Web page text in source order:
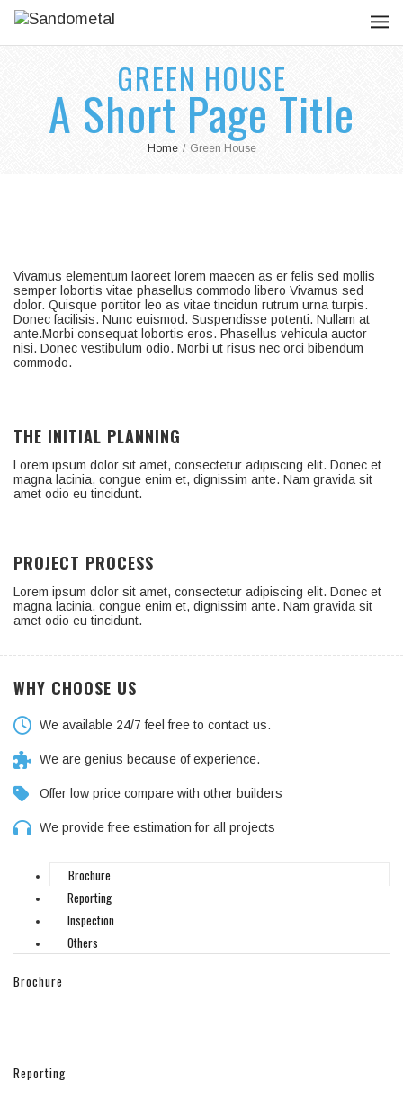
GREEN HOUSE
A Short Page Title
Home / Green House
Vivamus elementum laoreet lorem maecen as er felis sed mollis
semper lobortis vitae phasellus commodo libero Vivamus sed
dolor. Quisque portitor leo as vitae tincidun rutrum urna turpis.
Donec facilisis. Nunc euismod. Suspendisse potenti. Nullam at
ante.Morbi consequat lobortis eros. Phasellus vehicula auctor
nisi. Donec vestibulum odio. Morbi ut risus nec orci bibendum
commodo.
THE INITIAL PLANNING
Lorem ipsum dolor sit amet, consectetur adipiscing elit. Donec et
magna lacinia, congue enim et, dignissim ante. Nam gravida sit
amet odio eu tincidunt.
PROJECT PROCESS
Lorem ipsum dolor sit amet, consectetur adipiscing elit. Donec et
magna lacinia, congue enim et, dignissim ante. Nam gravida sit
amet odio eu tincidunt.
WHY CHOOSE US
We available 24/7 feel free to contact us.
We are genius because of experience.
Offer low price compare with other builders
We provide free estimation for all projects
Brochure
Reporting
Inspection
Others
Brochure
Reporting